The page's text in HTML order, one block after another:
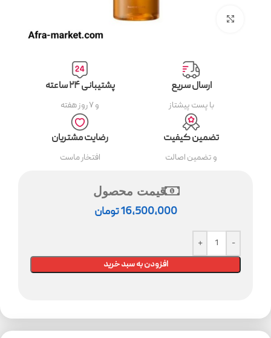
ارسال سریع
با پست پیشتاز
پشتیبانی ۲۴ ساعته
و ۷ روز هفته
تضمین کیفیت
و تضمین اصالت
رضایت مشتریان
افتخار ماست
قیمت محصول
16,500,000تومان
افزودن به سبد خرید